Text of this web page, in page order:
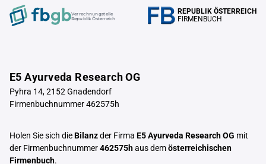
Verrechnungstelle
Republik Österreich
REPUBLIK ÖSTERREICH
FIRMENBUCH
E5 Ayurveda Research OG
Pyhra 14, 2152 Gnadendorf
Firmenbuchnummer 462575h
Holen Sie sich dieBilanzder Firma E5 Ayurveda Research OG mit
der Firmenbuchnummer462575haus demösterreichischen
Firmenbuch.